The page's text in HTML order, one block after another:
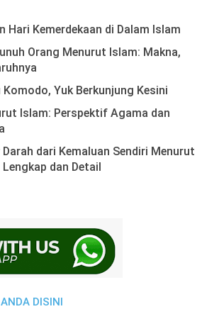
Hari Kemerdekaan di Dalam Islam
Orang Menurut Islam: Makna,
Yuk Berkunjung Kesini
Islam: Perspektif Agama dan
dari Kemaluan Sendiri Menurut
dan Detail
DISINI